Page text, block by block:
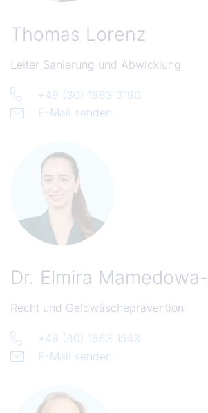
Thomas Lorenz
Leiter Sanierung und Abwicklung
+49 (30) 1663 3190
E-Mail senden
Dr. Elmira
Recht und Geldwäscheprävention
+49 (30) 1663 1543
E-Mail senden